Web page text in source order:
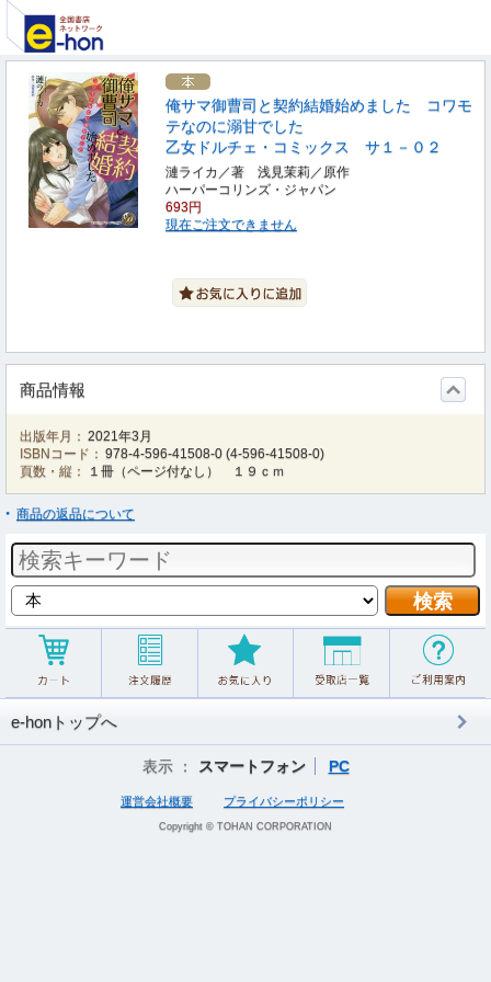
俺サマ御曹司と契約結婚始めました コワモ
テなのに溺甘でした
乙女ドルチェ・コミックス サ１－０２
漣ライカ／著 浅見茉莉／原作
ハーパーコリンズ・ジャパン
693円
現在ご注文できません
商品情報
出版年月： 2021年3月
ISBNコード： 978-4-596-41508-0 (4-596-41508-0)
頁数・縦：
１冊（ページ付なし） １９ｃｍ
商品の返品について
e-honトップへ
表示 ： スマートフォン PC
運営会社概要 プライバシーポリシー
Copyright © TOHAN CORPORATION